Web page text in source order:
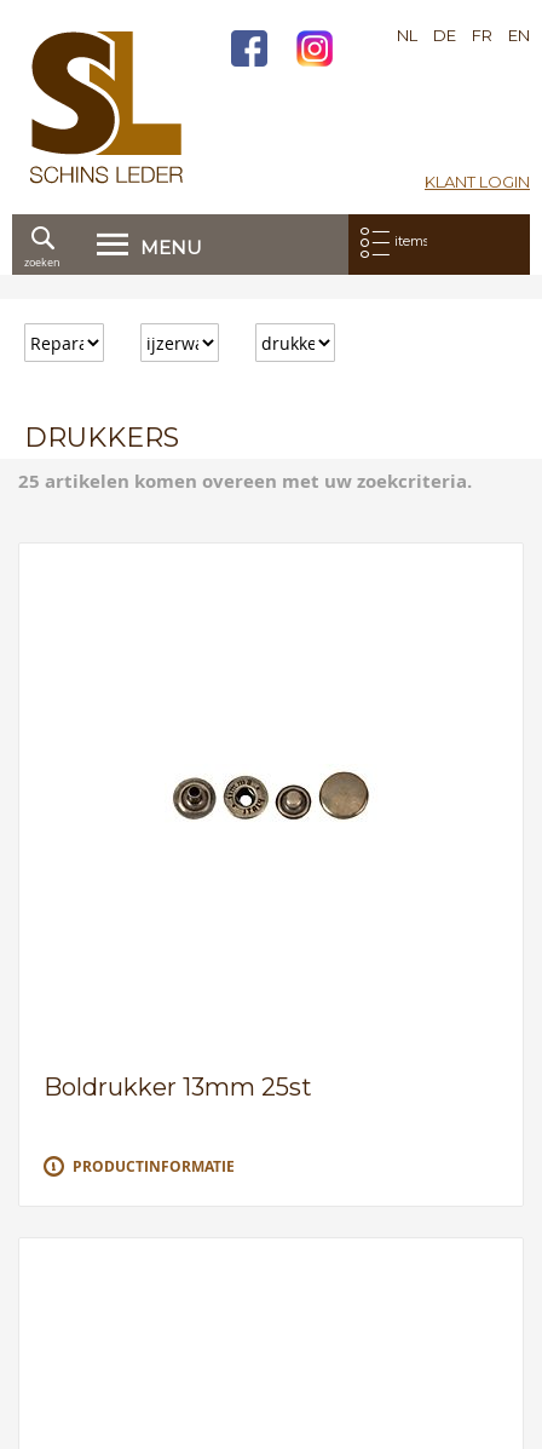
KLANT LOGIN
NL DE FR EN
MENU Mijn bestelling:
items
door
naar
zoeken
DRUKKERS
25 artikelen komen overeen met uw zoekcriteria.
Boldrukker 13mm 25st
PRODUCTINFORMATIE